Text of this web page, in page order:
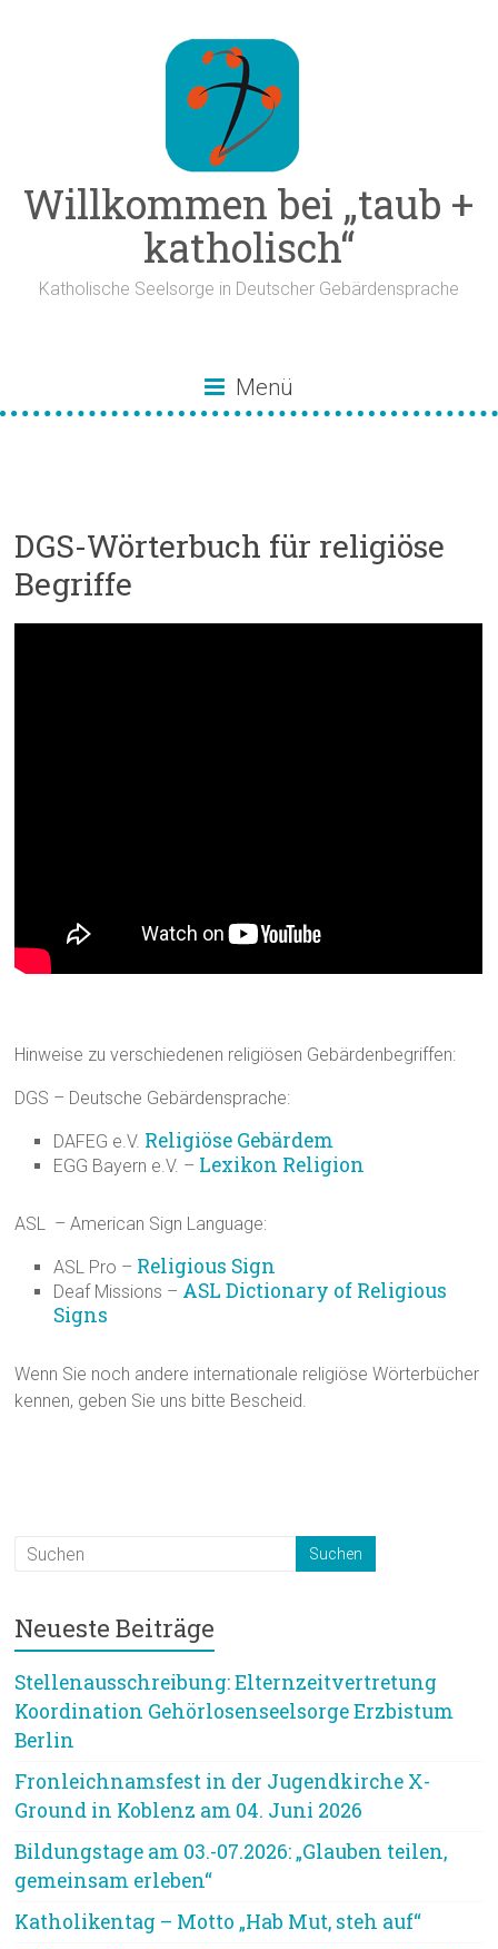
Willkommen bei „taub +
katholisch“
Katholische Seelsorge in Deutscher Gebärdensprache
Menü
DGS-Wörterbuch für religiöse
Begriffe
Hinweise zu verschiedenen religiösen Gebärdenbegriffen:
DGS – Deutsche Gebärdensprache:
DAFEG e.V. Religiöse Gebärdem
EGG Bayern e.V. – Lexikon Religion
ASL – American Sign Language:
ASL Pro – Religious Sign
Deaf Missions – ASL Dictionary of Religious
Signs
Wenn Sie noch andere internationale religiöse Wörterbücher
kennen, geben Sie uns bitte Bescheid.
Neueste Beiträge
Stellenausschreibung: Elternzeitvertretung
Koordination Gehörlosenseelsorge Erzbistum
Berlin
Fronleichnamsfest in der Jugendkirche X-
Ground in Koblenz am 04. Juni 2026
Bildungstage am 03.-07.2026: „Glauben teilen,
gemeinsam erleben“
Katholikentag – Motto „Hab Mut, steh auf“